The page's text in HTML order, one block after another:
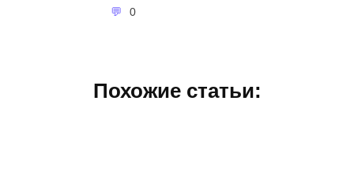
0
Похожие статьи: